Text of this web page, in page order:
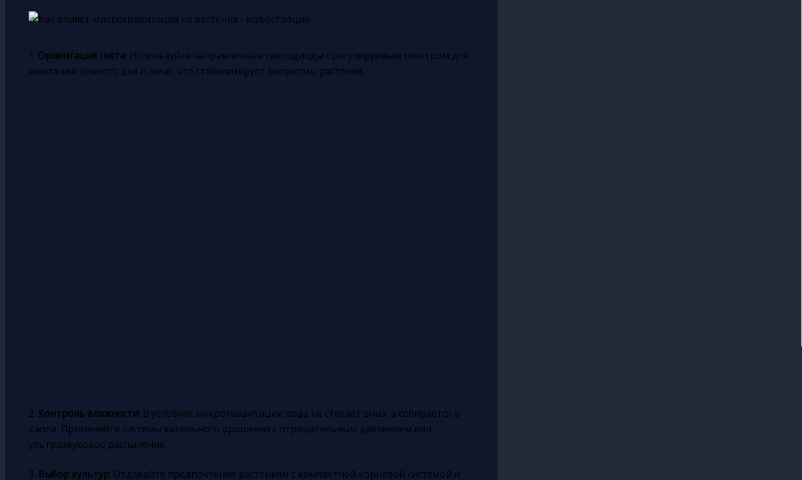
1. Ориентация света: Используйте направленные светодиоды с регулируемым спектром для
имитации земного дня и ночи, что стабилизирует биоритмы растения.
2. Контроль влажности: В условиях микрогравитации вода не стекает вниз, а собирается в
капли. Применяйте системы капельного орошения с отрицательным давлением или
ультразвуковое распыление.
3. Выбор культур: Отдавайте предпочтение растениям с компактной корневой системой и